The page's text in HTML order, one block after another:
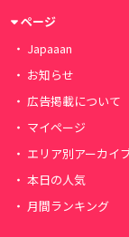
ページ
Japaaan
お知らせ
広告掲載について
マイページ
エリア別アーカイ
本日の人気
月間ランキング